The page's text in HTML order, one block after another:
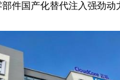
件国产化替代注入强劲动